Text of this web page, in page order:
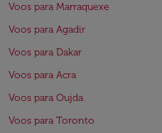
Voos para Marraquexe
Voos para Agadir
Voos para Dakar
Voos para Acra
Voos para Oujda
Voos para Toronto